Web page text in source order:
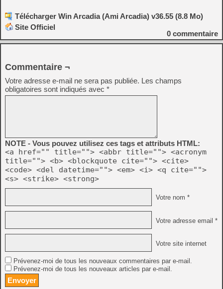
Télécharger Win Arcadia (Ami Arcadia) v36.55 (8.8 Mo)
Site Officiel
0 commentaire
Commentaire ¬
Votre adresse e-mail ne sera pas publiée. Les champs
obligatoires sont indiqués avec *
NOTE - Vous pouvez utilisez ces tags et attributs HTML:
<a href="" title=""> <abbr title=""> <acronym
title=""> <b> <blockquote cite=""> <cite>
<code> <del datetime=""> <em> <i> <q cite="">
<s> <strike> <strong>
Votre nom *
Votre adresse email *
Votre site internet
Prévenez-moi de tous les nouveaux commentaires par e-mail.
Prévenez-moi de tous les nouveaux articles par e-mail.